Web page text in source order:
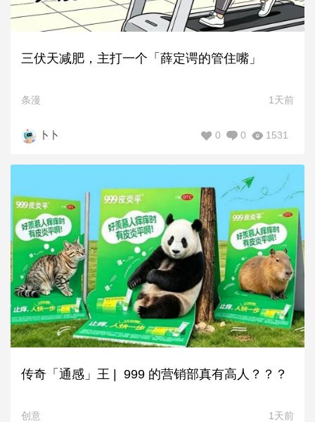
三伏天减肥，主打一个「薛定谔的管住嘴」
条漫 1天前
卜卜 1531
0
0
传奇「通感」王 | 999 的营销部真有高人？？？
创意 1天前